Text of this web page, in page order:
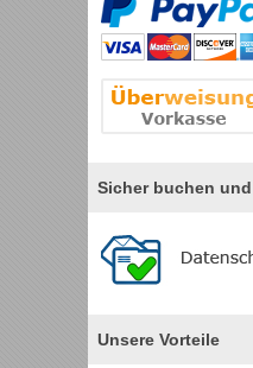
Sicher buchen
Unsere Vorteile